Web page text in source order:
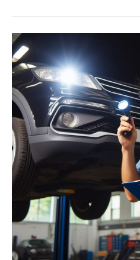
een
goede
geluidsinstallatie
de
rijbeleving
verandert